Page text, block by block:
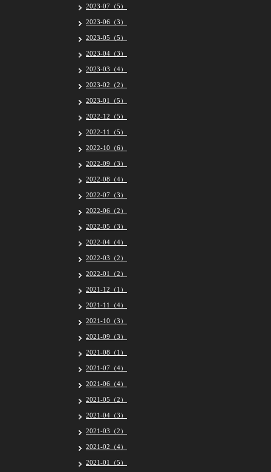
2023-07（5）
2023-06（3）
2023-05（5）
2023-04（3）
2023-03（4）
2023-02（2）
2023-01（5）
2022-12（5）
2022-11（5）
2022-10（6）
2022-09（3）
2022-08（4）
2022-07（3）
2022-06（2）
2022-05（3）
2022-04（4）
2022-03（2）
2022-01（2）
2021-12（1）
2021-11（4）
2021-10（3）
2021-09（3）
2021-08（1）
2021-07（4）
2021-06（4）
2021-05（2）
2021-04（3）
2021-03（2）
2021-02（4）
2021-01（5）